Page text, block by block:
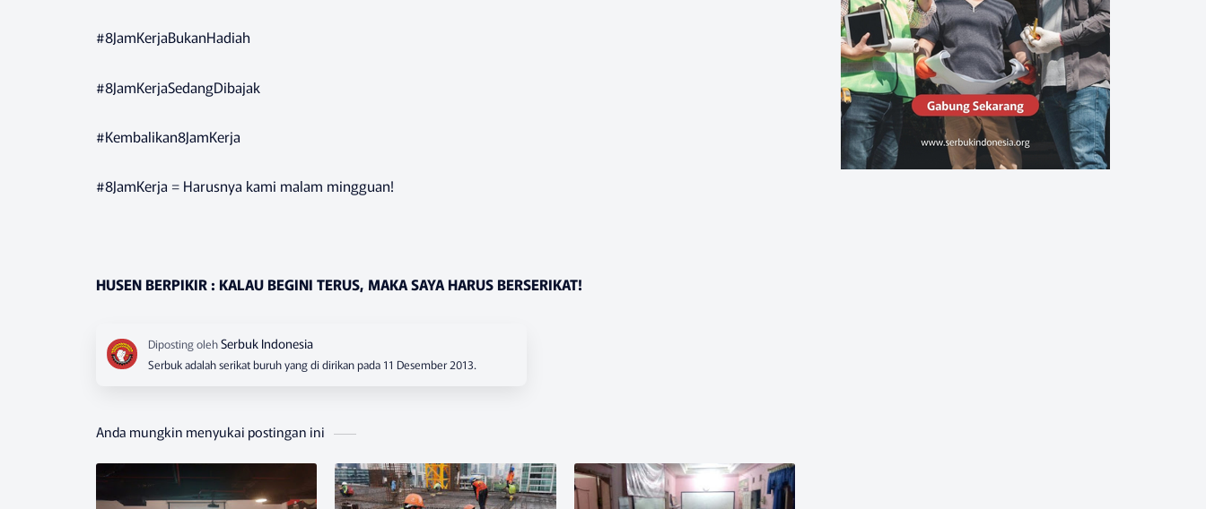
#8JamKerjaBukanHadiah
#8JamKerjaSedangDibajak
#Kembalikan8JamKerja
#8JamKerja = Harusnya kami malam mingguan!
HUSEN BERPIKIR : KALAU BEGINI TERUS, MAKA SAYA HARUS BERSERIKAT!
Serbuk adalah serikat buruh yang di dirikan pada 11 Desember 2013.
Anda mungkin menyukai postingan ini